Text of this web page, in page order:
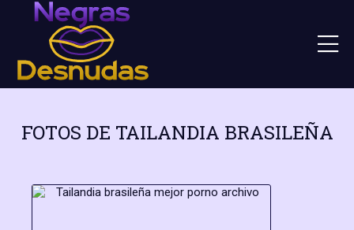
FOTOS DE TAILANDIA BRASILEÑA